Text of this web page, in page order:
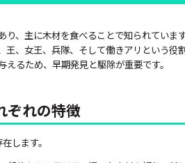
り、主に木材を食べることで知られてい
王、女王、兵隊、そして働きアリという
るため、早期発見と駆除が重要です。
ぞれの特徴
します。